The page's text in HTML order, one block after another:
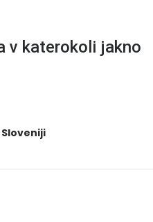
v katerokoli jakno